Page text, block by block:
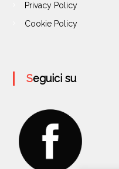
Privacy Policy
Cookie Policy
Seguici su